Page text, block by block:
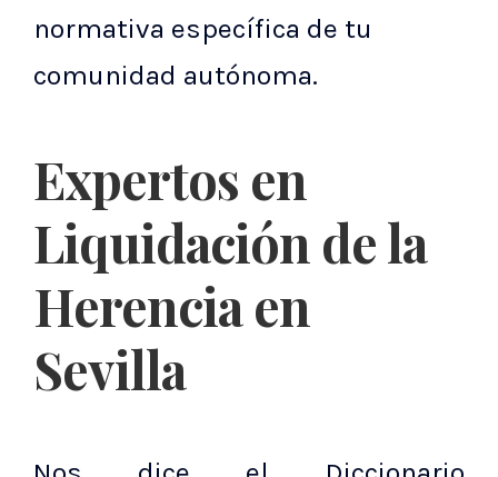
normativa específica de tu
comunidad autónoma.
Expertos en
Liquidación de la
Herencia en
Sevilla